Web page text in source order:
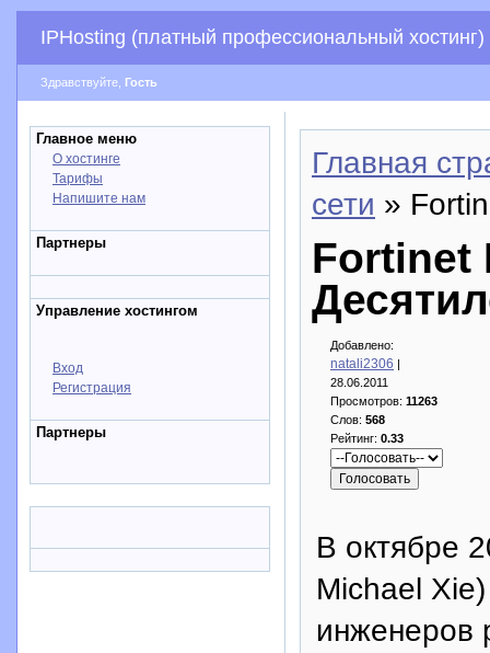
IPHosting (платный профессиональный хостинг)
Здравствуйте, Гость
Главное меню
О хостинге
Тарифы
Напишите нам
Партнеры
Управление хостингом
Вход
Регистрация
Партнеры
Главная
сети »
Fortinet
Добавлено:
natali2306 |
28.06.2011
Просмотров: 11263
Слов: 568
Рейтинг: 0.33
В октябре
Michael
инженеров